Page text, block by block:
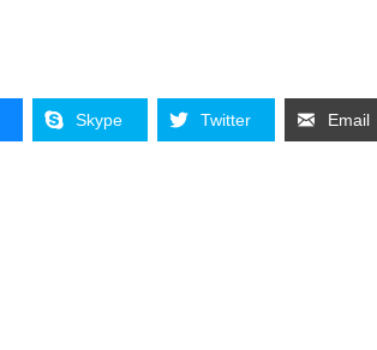
Skype Twitter Email